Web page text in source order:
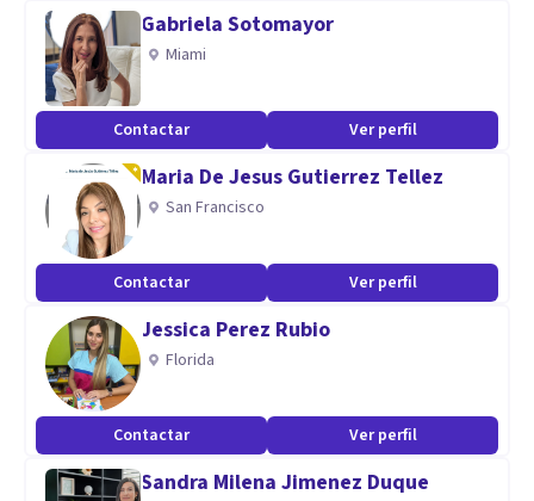
en el área forense.
Confección de informes periciales y posterior ratificación en
juicio.
Aptitudes
Valoración psicológica periciales en casos; penales, civiles,
de familia y laborales.
Asesoramiento psicojurídico.
Gabriela Sotomayor
Miami
Contactar Ver perfil
Maria De Jesus Gutierrez Tellez
San Francisco
Contactar Ver perfil
Jessica Perez Rubio
Florida
Contactar Ver perfil
Sandra Milena Jimenez Duque